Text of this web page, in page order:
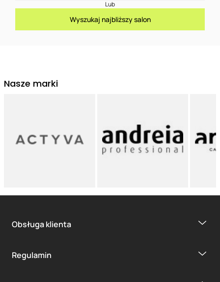
Lub
Wyszukaj najbliższy salon
Nasze marki
Obsługa klienta
Regulamin